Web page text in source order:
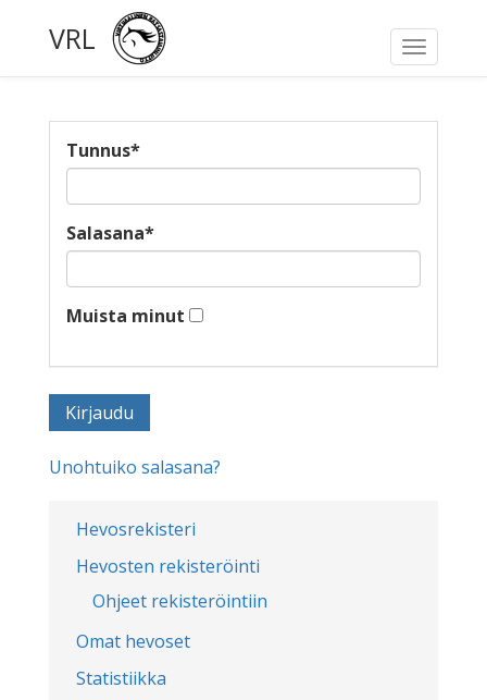
Toggle
VRL
Hevosrekisteri
Hevosten rekisteröinti
Ohjeet rekisteröintiin
Omat hevoset
Statistiikka
Tunnus*
Salasana*
Muista minut
Unohtuiko salasana?